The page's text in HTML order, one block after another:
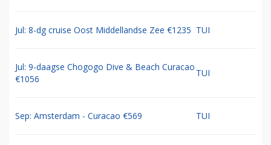
Jul: 8-dg cruise Oost Middellandse Zee €1235 TUI
Jul: 9-daagse Chogogo Dive & Beach Curacao
€1056
TUI
Sep: Amsterdam - Curacao €569 TUI